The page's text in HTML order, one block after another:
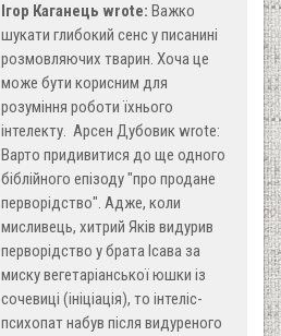
Ігор Каганець wrote: Важко
шукати глибокий сенс у писанині
розмовляючих тварин. Хоча це
може бути корисним для
розуміння роботи їхнього
інтелекту. Арсен Дубовик wrote:
Варто придивитися до ще одного
біблійного епізоду "про продане
перворідство". Адже, коли
мисливець, хитрий Яків видурив
перворідство у брата Ісава за
миску вегетаріанської юшки із
сочевиці (ініціація), то інтеліс-
психопат набув після видуреного